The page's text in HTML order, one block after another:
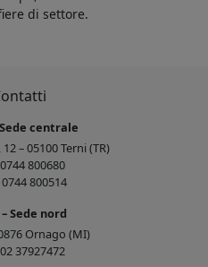
di settore.
centrale
– 05100 Terni (TR)
800680
800514
Sede nord
Ornago (MI)
37927472